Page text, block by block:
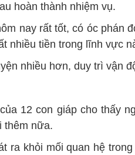
hoàn thành nhiệm vụ.
nay rất tốt, có óc phán
nhiều tiền trong lĩnh vực
nhiều hơn, duy trì vận
12 con giáp cho thấy
thêm nữa.
ra khỏi mối quan hệ